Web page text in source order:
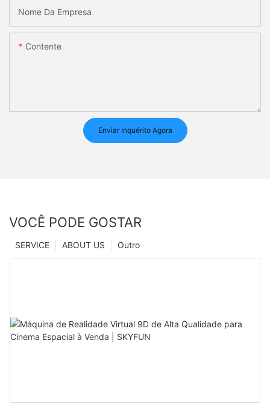
Nome Da Empresa
Contente
Enviar Inquérito Agora
VOCÊ PODE GOSTAR
Outro
ABOUT US
SERVICE